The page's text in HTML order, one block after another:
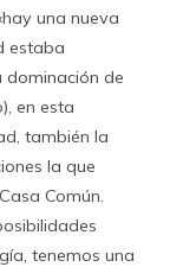
una nueva
estaba
dominación de
en esta
también la
la que
Común.
tenemos una